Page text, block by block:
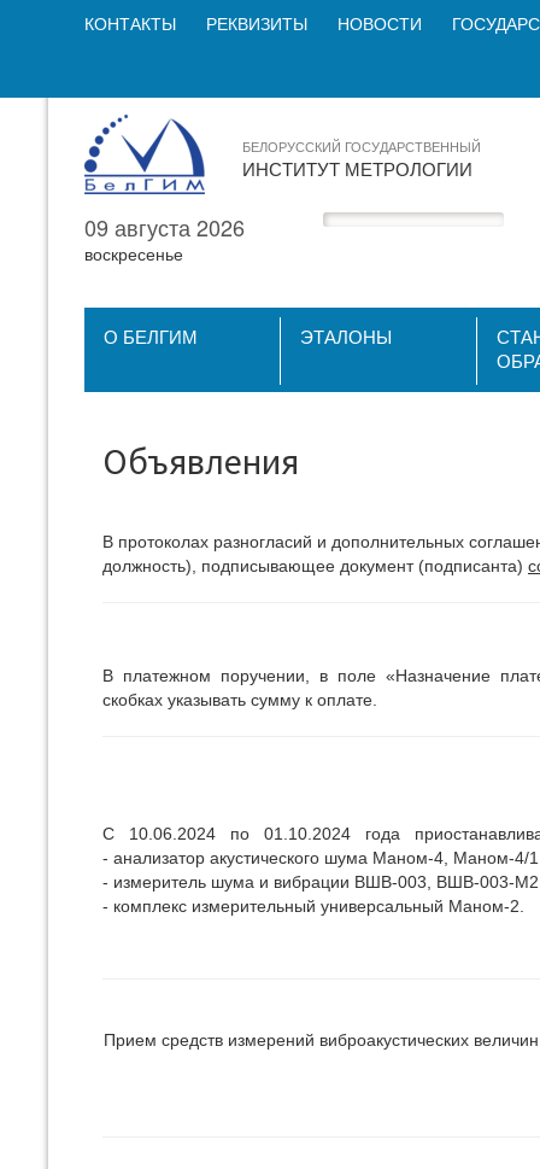
КОНТАКТЫ РЕКВИЗИТЫ НОВОСТИ
БЕЛОРУССКИЙ ГОСУДАРСТВЕННЫЙ
ИНСТИТУТ МЕТРОЛОГИИ
09 августа 2026
воскресенье
О БЕЛГИМ ЭТАЛОНЫ
Объявления
В протоколах разногласий и дополнительных
должность), подписывающее документ (подписанта)
В платежном поручении, в поле «Назначение
скобках указывать сумму к оплате.
С 10.06.2024 по 01.10.2024 года
- анализатор акустического шума Маном-4, Маном-
- измеритель шума и вибрации ВШВ-003, ВШВ-003-
- комплекс измерительный универсальный Маном-2.
Прием средств измерений виброакустических